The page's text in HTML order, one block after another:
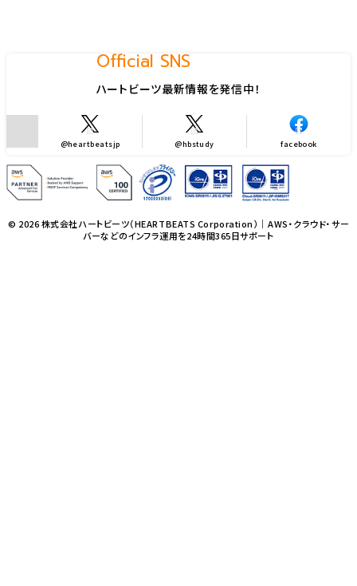
Official SNS
ハートビーツ最新情報を発信中！
@heartbeatsjp @hbstudy facebook
© 2026 株式会社ハートビーツ（HEARTBEATS Corporation）｜AWS・クラウド・サー
バーなどのインフラ運用を24時間365日サポート